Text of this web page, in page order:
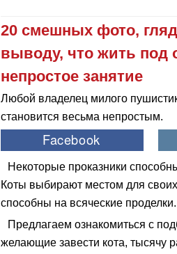
20 смешных фото,
выводу, что жить под
непростое занятие
Любой владелец милого
становится весьма непростым.
Некоторые проказники
Коты выбирают местом для
способны на всяческие проделки.
Предлагаем ознакомиться с
желающие завести кота, тысячу